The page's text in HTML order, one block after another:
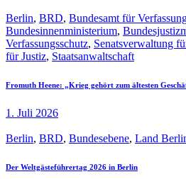
Berlin, BRD, Bundesamt für
Bundesinnenministerium,
Verfassungsschutz, Senatsverwaltung
für Justiz, Staatsanwaltschaft
Fromuth Heene: „Krieg gehört zum ältesten
1. Juli 2026
Berlin, BRD, Bundesebene, Land
Der Weltgästeführertag 2026 in Berlin